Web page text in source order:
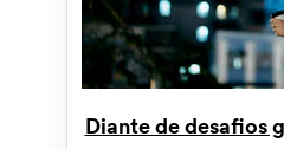
Diante de desafios